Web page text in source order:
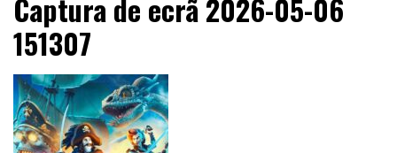
Captura de ecrã 2026-05-06
151307